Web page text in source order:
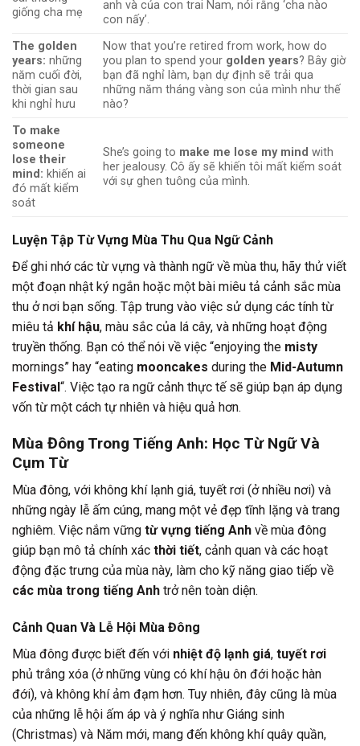
giống cha mẹ
anh và của con trai Nam, nói rằng ‘cha nào
con nấy’.
The golden
years: những
năm cuối đời,
thời gian sau
khi nghỉ hưu
Now that you’re retired from work, how do
you plan to spend your golden years? Bây giờ
bạn đã nghỉ làm, bạn dự định sẽ trải qua
những năm tháng vàng son của mình như thế
nào?
To make
someone
lose their
mind: khiến ai
đó mất kiểm
soát
She’s going to make me lose my mind with
her jealousy. Cô ấy sẽ khiến tôi mất kiểm soát
với sự ghen tuông của mình.
Luyện Tập Từ Vựng Mùa Thu Qua Ngữ Cảnh
Để ghi nhớ các từ vựng và thành ngữ về mùa thu, hãy thử viết
một đoạn nhật ký ngắn hoặc một bài miêu tả cảnh sắc mùa
thu ở nơi bạn sống. Tập trung vào việc sử dụng các tính từ
miêu tả khí hậu, màu sắc của lá cây, và những hoạt động
truyền thống. Bạn có thể nói về việc “enjoying the misty
mornings” hay “eating mooncakes during the Mid-Autumn
Festival“. Việc tạo ra ngữ cảnh thực tế sẽ giúp bạn áp dụng
vốn từ một cách tự nhiên và hiệu quả hơn.
Mùa Đông Trong Tiếng Anh: Học Từ Ngữ Và
Cụm Từ
Mùa đông, với không khí lạnh giá, tuyết rơi (ở nhiều nơi) và
những ngày lễ ấm cúng, mang một vẻ đẹp tĩnh lặng và trang
nghiêm. Việc nắm vững từ vựng tiếng Anh về mùa đông
giúp bạn mô tả chính xác thời tiết, cảnh quan và các hoạt
động đặc trưng của mùa này, làm cho kỹ năng giao tiếp về
các mùa trong tiếng Anh trở nên toàn diện.
Cảnh Quan Và Lễ Hội Mùa Đông
Mùa đông được biết đến với nhiệt độ lạnh giá, tuyết rơi
phủ trắng xóa (ở những vùng có khí hậu ôn đới hoặc hàn
đới), và không khí ảm đạm hơn. Tuy nhiên, đây cũng là mùa
của những lễ hội ấm áp và ý nghĩa như Giáng sinh
(Christmas) và Năm mới, mang đến không khí quây quần,